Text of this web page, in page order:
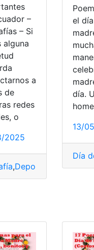
,poemas cortos,
–
– Si
alguna
a
de
redes
o
2025
,Deportista Historia,
el
día.
13/
Día